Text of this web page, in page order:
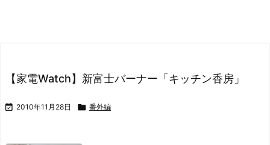
【家電Watch】新富士バーナー「キッチン香房」
 2010年11月28日  番外編